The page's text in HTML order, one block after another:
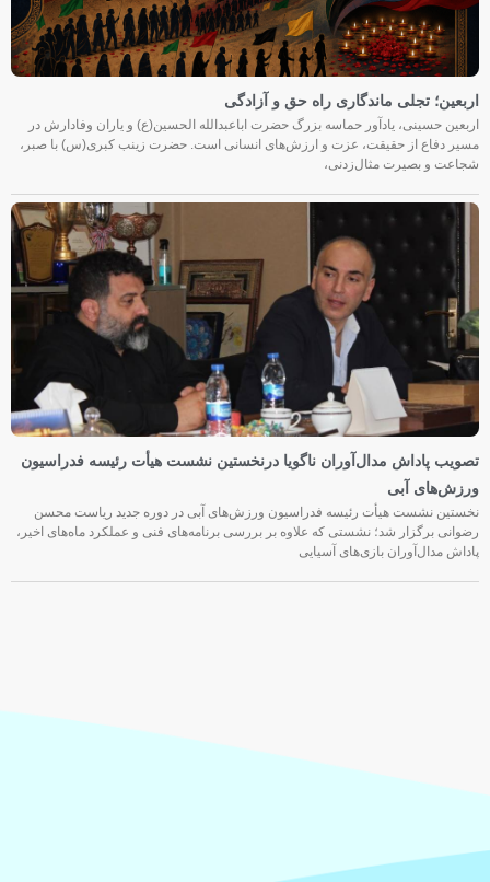
اربعین؛ تجلی ماندگاری راه حق و آزادگی
اربعین حسینی، یادآور حماسه بزرگ حضرت اباعبدالله الحسین(ع) و یاران وفادارش در
مسیر دفاع از حقیقت، عزت و ارزش‌های انسانی است. حضرت زینب کبری(س) با صبر،
شجاعت و بصیرت مثال‌زدنی،
تصویب پاداش مدال‌آوران ناگویا درنخستین نشست هیأت رئیسه فدراسیون
ورزش‌های آبی
نخستین نشست هیأت رئیسه فدراسیون ورزش‌های آبی در دوره جدید ریاست محسن
رضوانی برگزار شد؛ نشستی که علاوه بر بررسی برنامه‌های فنی و عملکرد ماه‌های اخیر،
پاداش مدال‌آوران بازی‌های آسیایی